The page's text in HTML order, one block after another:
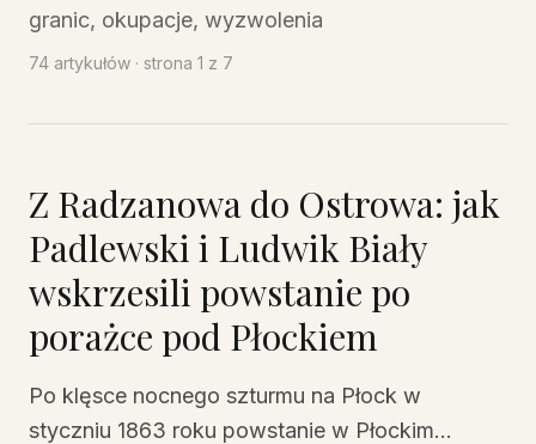
granic, okupacje, wyzwolenia
74 artykułów · strona 1 z 7
Z Radzanowa do Ostrowa: jak
Padlewski i Ludwik Biały
wskrzesili powstanie po
porażce pod Płockiem
Po klęsce nocnego szturmu na Płock w
styczniu 1863 roku powstanie w Płockim